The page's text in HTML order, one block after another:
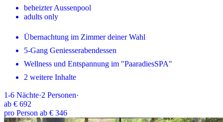
beheizter Aussenpool
adults only
Übernachtung im Zimmer deiner Wahl
5-Gang Geniesserabendessen
Wellness und Entspannung im "PaaradiesSPA"
2 weitere Inhalte
1-6 Nächte·2 Personen·
ab € 692
pro Person ab € 346